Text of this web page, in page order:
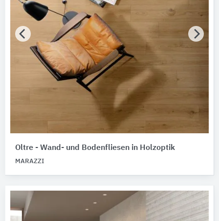
Oltre - Wand- und Bodenfliesen in Holzoptik
MARAZZI